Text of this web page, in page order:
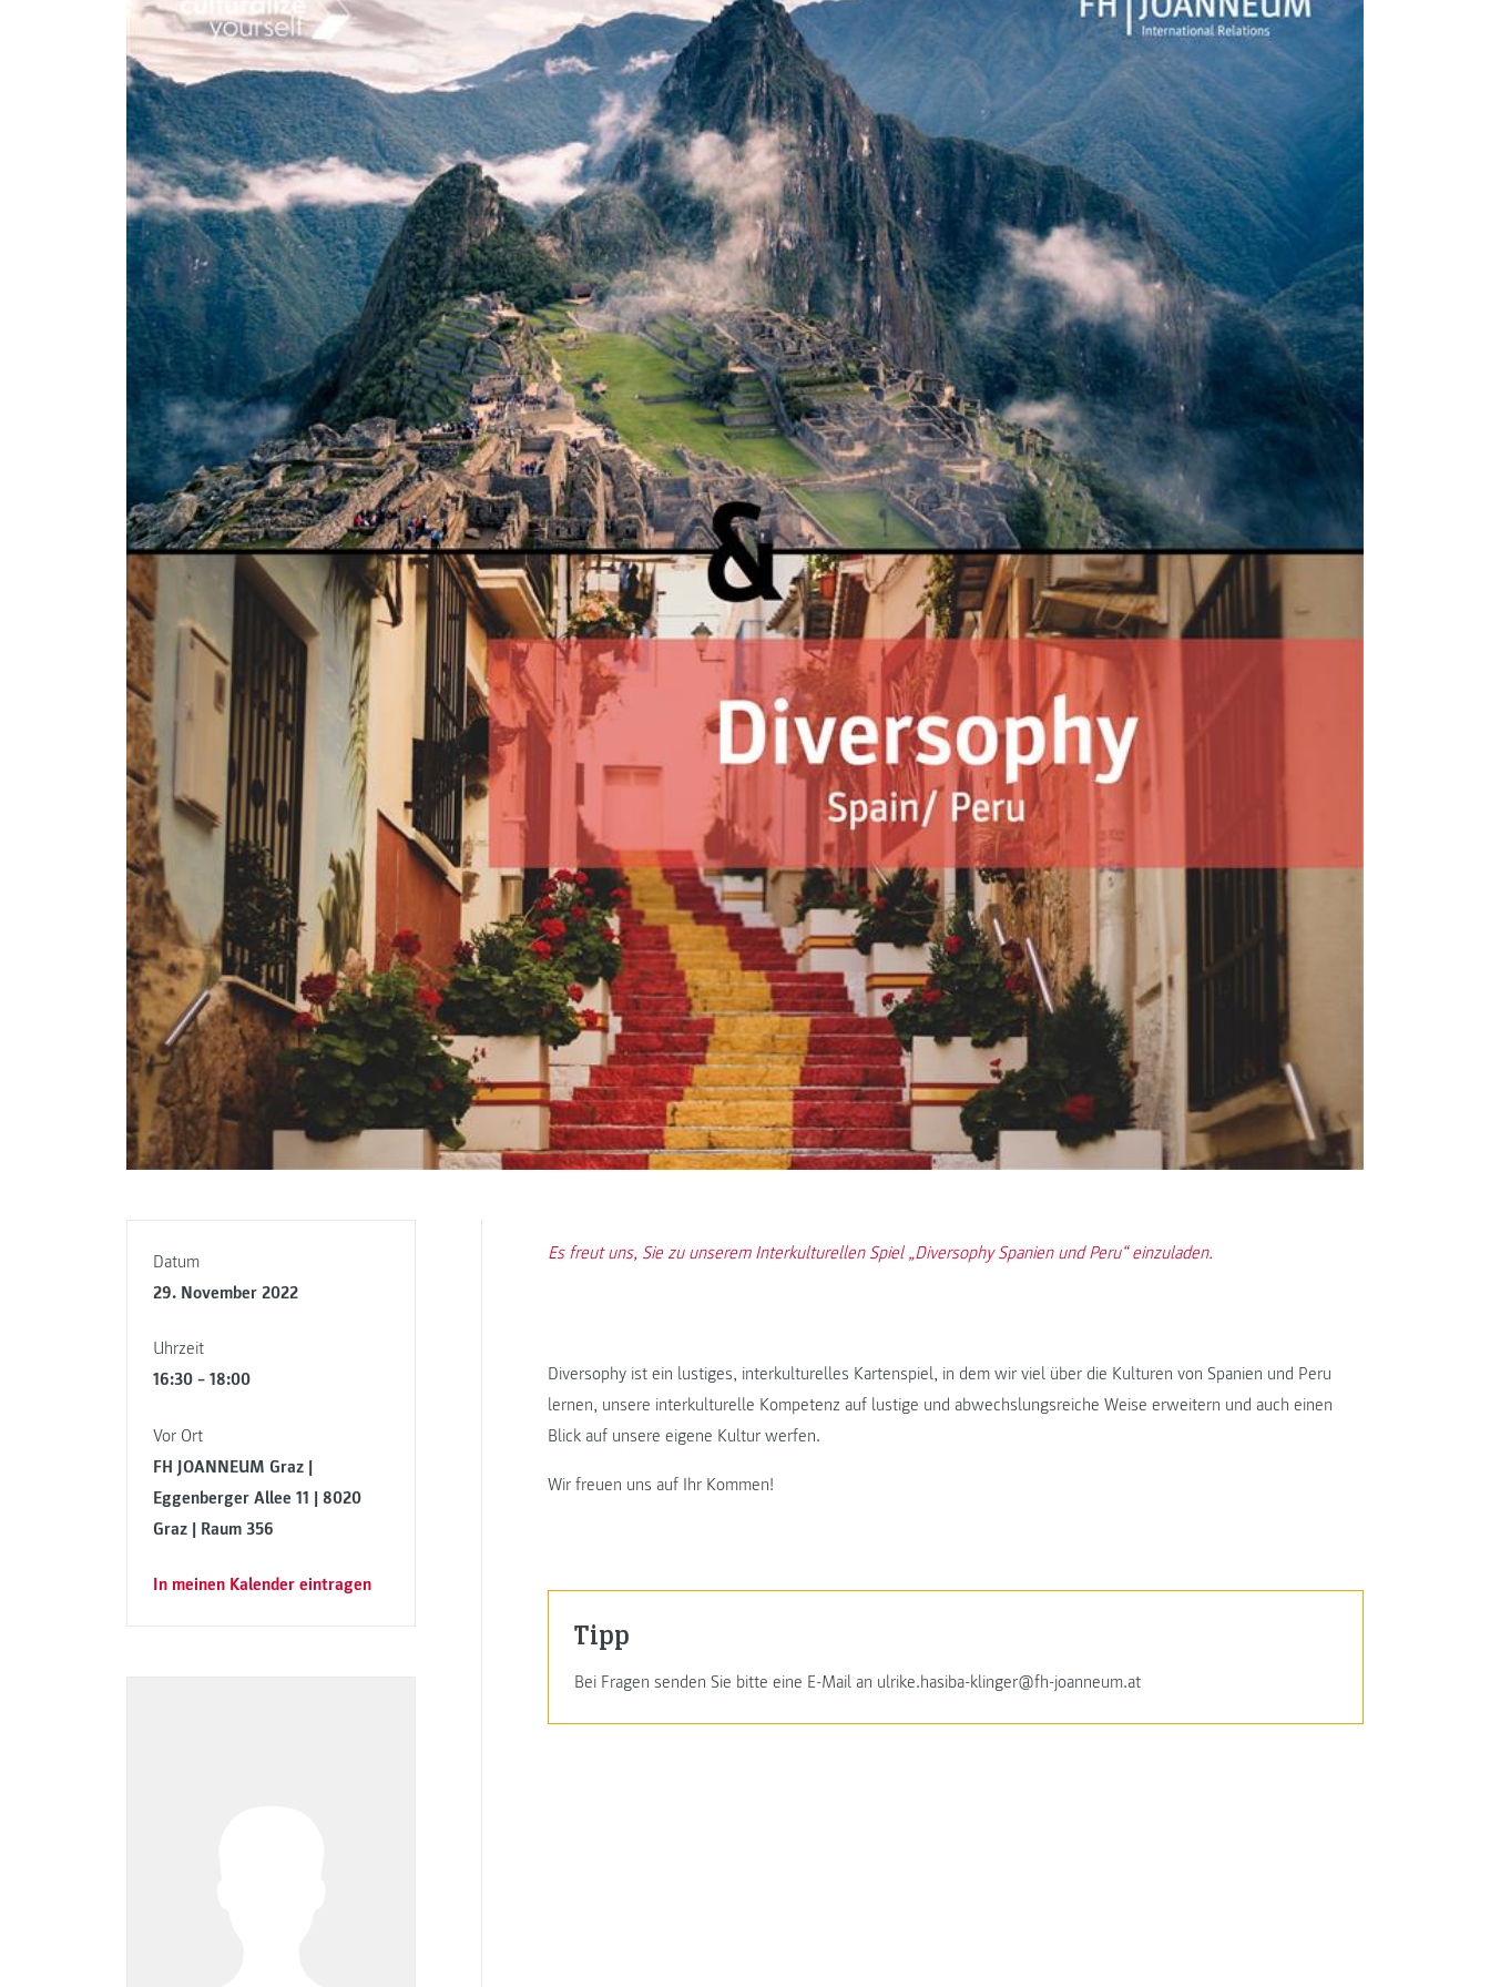
Datum
29. November 2022
Uhrzeit
16:30 – 18:00
Vor Ort
FH JOANNEUM Graz |
Eggenberger Allee 11 | 8020
Graz | Raum 356
In meinen Kalender eintragen
Es freut uns, Sie zu unserem Interkulturellen Spiel „Diversophy Spanien und Peru“ einzuladen.
Diversophy ist ein lustiges, interkulturelles Kartenspiel, in dem wir viel über die Kulturen von Spanien und Peru
lernen, unsere interkulturelle Kompetenz auf lustige und abwechslungsreiche Weise erweitern und auch einen
Blick auf unsere eigene Kultur werfen.
Wir freuen uns auf Ihr Kommen!
Tipp
Bei Fragen senden Sie bitte eine E-Mail an ulrike.hasiba-klinger@fh-joanneum.at